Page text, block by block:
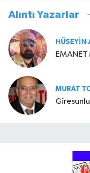
Alıntı Yazarlar
HÜSEYIN
EMANET
MURAT